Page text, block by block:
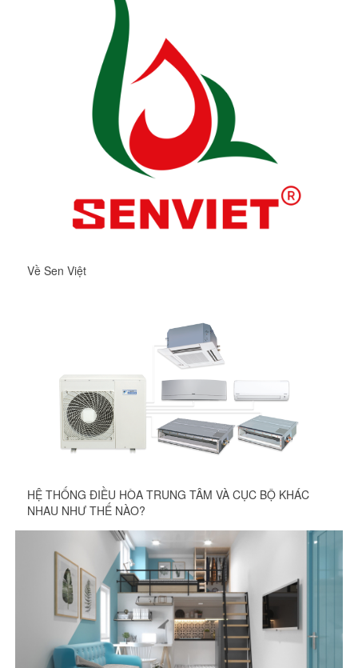
Về Sen Việt
HỆ THỐNG ĐIỀU HÒA TRUNG TÂM VÀ CỤC BỘ KHÁC
NHAU NHƯ THẾ NÀO?